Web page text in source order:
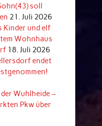
soll
21. Juli 2026
Kinder und elf
Wohnhaus
18. Juli 2026
endet
Wuhlheide –
Pkw über